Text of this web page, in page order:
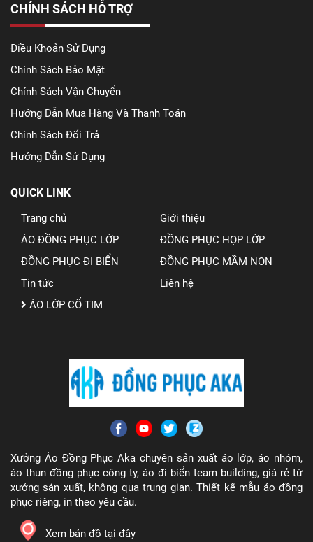
CHÍNH SÁCH HỖ TRỢ
Điều Khoản Sử Dụng
Chính Sách Bảo Mật
Chính Sách Vận Chuyển
Hướng Dẫn Mua Hàng Và Thanh Toán
Chính Sách Đổi Trả
Hướng Dẫn Sử Dụng
QUICK LINK
Trang chủ
Giới thiệu
ÁO ĐỒNG PHỤC LỚP
ĐỒNG PHỤC HỌP LỚP
ĐỒNG PHỤC ĐI BIỂN
ĐỒNG PHỤC MẦM NON
Tin tức
Liên hệ
ÁO LỚP CỔ TIM
Xưởng Áo Đồng Phục Aka chuyên sản xuất áo lớp, áo nhóm,
áo thun đồng phục công ty, áo đi biển team building, giá rẻ từ
xưởng sản xuất, không qua trung gian. Thiết kế mẫu áo đồng
phục riêng, in theo yêu cầu.
Xem bản đồ tại đây